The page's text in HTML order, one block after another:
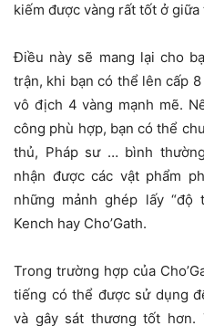
kiếm được vàng rất tốt ở giữa
Điều này sẽ mang lại cho
trận, khi bạn có thể lên cấp
vô địch 4 vàng mạnh mẽ.
công phù hợp, bạn có thể
thủ, Pháp sư … bình
nhận được các vật phẩm
những mảnh ghép lấy “độ
Kench hay Cho’Gath.
Trong trường hợp của
tiếng có thể được sử dụng
và gây sát thương tốt hơn.